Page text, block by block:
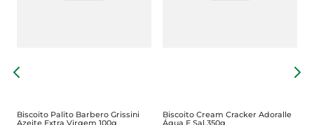
Biscoito Palito Barbero Grissini
Azeite Extra Virgem 100g
Biscoito Cream Cracker Adoralle
Água E Sal 350g